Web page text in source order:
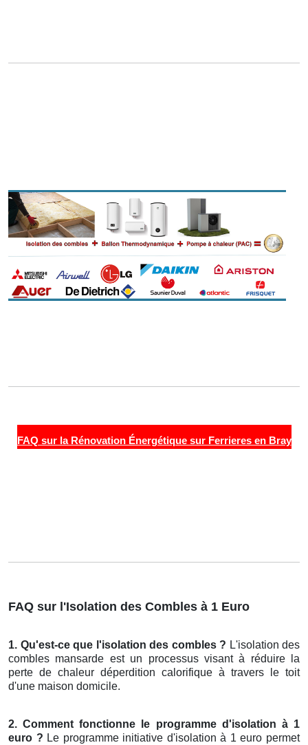
FAQ sur la Rénovation Énergétique sur Ferrieres en Bray
FAQ sur l'Isolation des Combles à 1 Euro
1. Qu'est-ce que l'isolation des combles ? L'isolation des
combles mansarde est un processus visant à réduire la
perte de chaleur déperdition calorifique à travers le toit
d'une maison domicile.
2. Comment fonctionne le programme d'isolation à 1
euro ? Le programme initiative d'isolation à 1 euro permet